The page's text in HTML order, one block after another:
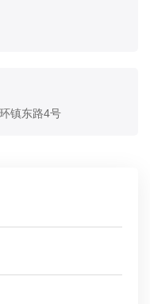
镇东路4号